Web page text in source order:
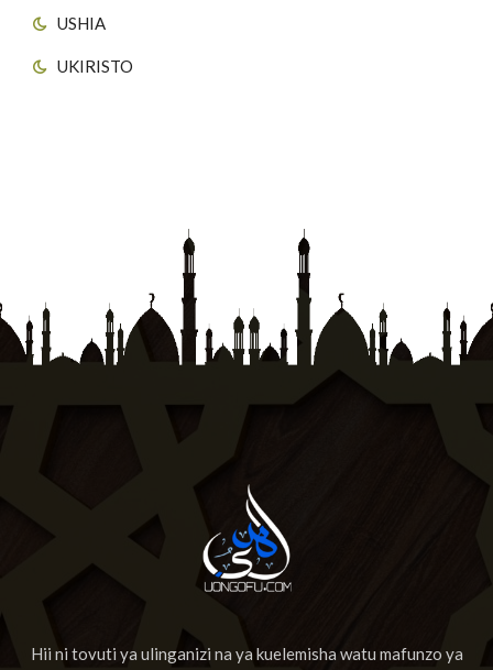
USHIA
UKIRISTO
Hii ni tovuti ya ulinganizi na ya kuelemisha watu mafunzo ya